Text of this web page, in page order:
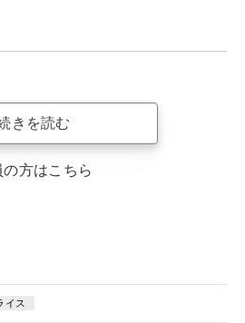
きを読む
の方はこちら
イス